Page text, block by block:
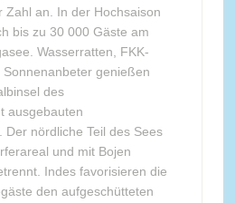
Zahl an. In der Hochsaison
bis zu 30 000 Gäste am
Wasserratten, FKK-
genießen
des
ausgebauten
Der nördliche Teil des Sees
und mit Bojen
Indes favorisieren die
den aufgeschütteten